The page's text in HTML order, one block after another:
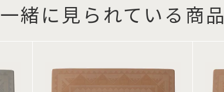
一緒に見られている商品